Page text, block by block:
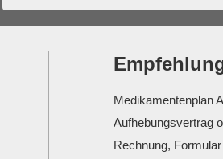
Medikamentenplan
Aufhebungsvertrag
Rechnung, Formular